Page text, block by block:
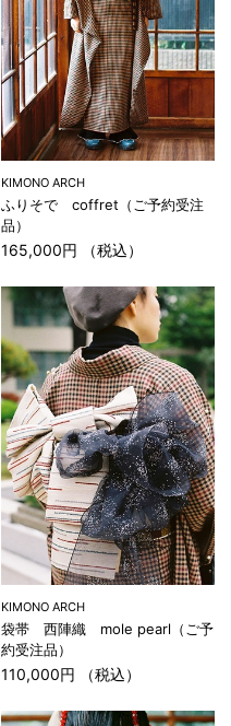
KIMONO ARCH
ふりそで coffret（ご予約受注
品）
165,000円 （税込）
KIMONO ARCH
袋帯 西陣織 mole pearl（ご予
約受注品）
110,000円 （税込）